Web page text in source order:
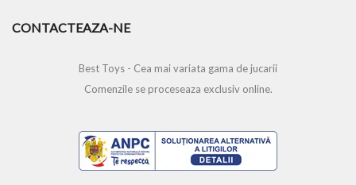
CONTACTEAZA-NE
Best Toys - Cea mai variata gama de jucarii
Comenzile se proceseaza exclusiv online.